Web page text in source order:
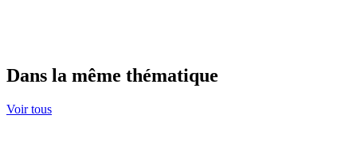
Dans la même thématique
Voir tous